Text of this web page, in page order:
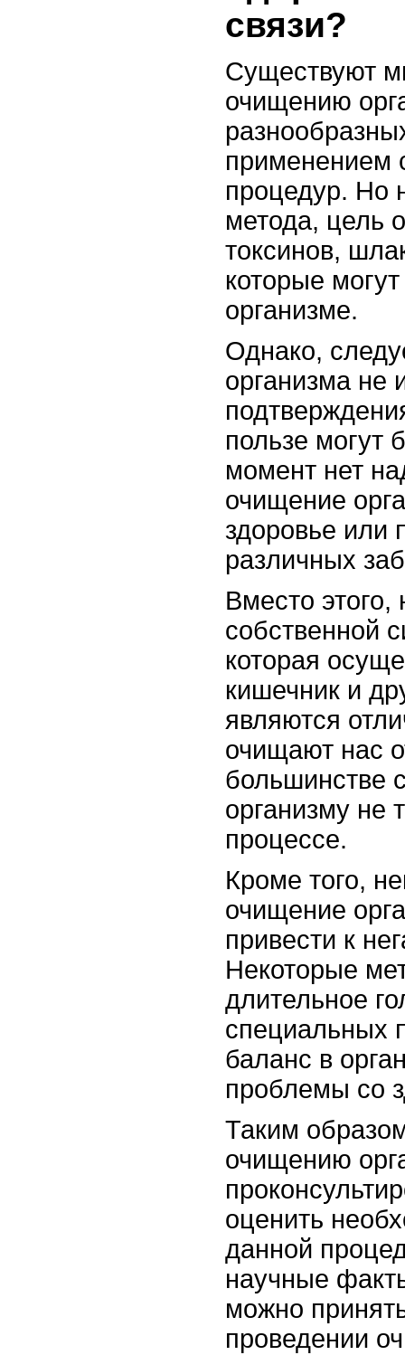
связи?
Существуют
очищению
применением
процедур. Но
метода, цель
токсинов,
которые
организме.
Однако,
организма не
пользе
момент нет
очищение
здоровье или
различных
Вместо
собственной
которая
кишечник и
являются
очищают нас
большинстве
организму не
процессе.
Кроме того,
очищение
привести к
Некоторые
длительное
специальных
баланс в
проблемы со
Таким
очищению
оценить
данной
научные
можно
проведении